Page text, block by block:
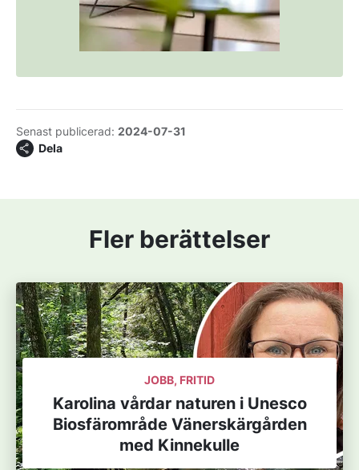
Senast publicerad: 2024-07-31
Dela
Fler berättelser
JOBB, FRITID
Karolina vårdar naturen i Unesco
Biosfärområde Vänerskärgården
med Kinnekulle